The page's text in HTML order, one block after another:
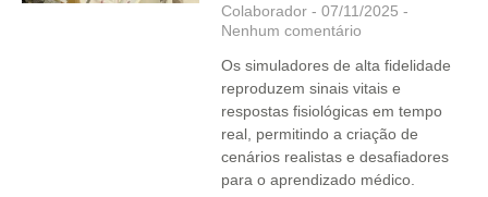
Colaborador 07/11/2025
Nenhum comentário
Os simuladores de alta fidelidade
reproduzem sinais vitais e
respostas fisiológicas em tempo
real, permitindo a criação de
cenários realistas e desafiadores
para o aprendizado médico.